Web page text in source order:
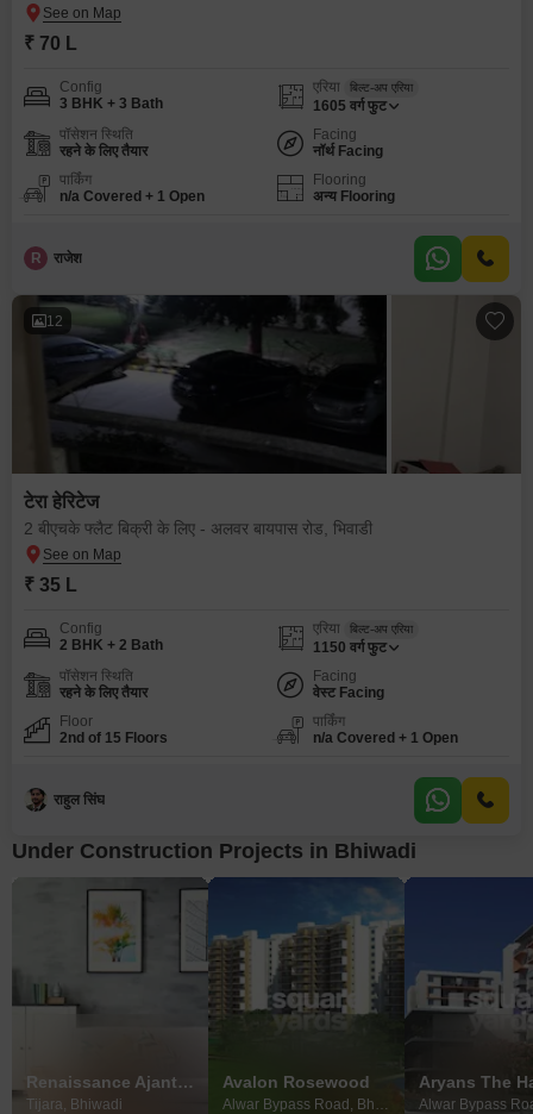
₹ 70 L
Config
3 BHK + 3 Bath
एरिया बिल्ट-अप एरिया
1605 वर्ग फुट
पॉसेशन स्थिति
रहने के लिए तैयार
Facing
नॉर्थ Facing
पार्किंग
n/a Covered + 1 Open
Flooring
अन्य Flooring
R राजेश
12
टेरा हेरिटेज
2 बीएचके फ्लैट बिक्री के लिए - अलवर बायपास रोड, भिवाडी
₹ 35 L
Config
2 BHK + 2 Bath
एरिया बिल्ट-अप एरिया
1150 वर्ग फुट
पॉसेशन स्थिति
रहने के लिए तैयार
Facing
वेस्ट Facing
Floor
2nd of 15 Floors
पार्किंग
n/a Covered + 1 Open
राहुल सिंघ
Under Construction Projects in Bhiwadi
Renaissance Ajanta Jagat Villa
Tijara, Bhiwadi
Avalon Rosewood
Alwar Bypass Road, Bhiwadi
Aryans The